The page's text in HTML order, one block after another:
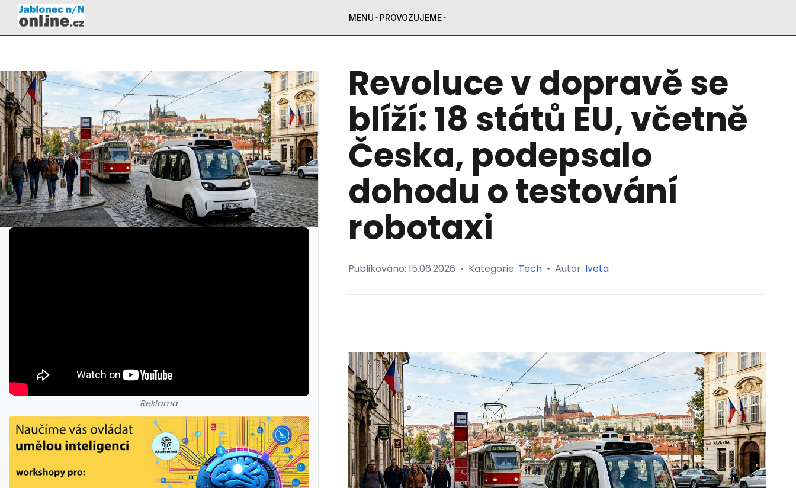
MENU PROVOZUJEME
Reklama
Revoluce v dopravě se
blíží: 18 států EU, včetně
Česka, podepsalo
dohodu o testování
robotaxi
Publikováno: 15.06.2026 • Kategorie: Tech • Autor: Iveta